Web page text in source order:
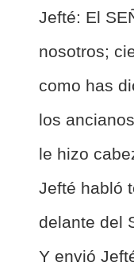
Jefté: El
nosotros;
como has
los
le hizo
Jefté habló
delante del
Y envió